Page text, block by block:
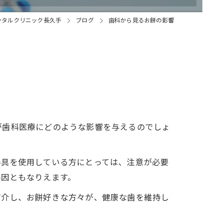
ルクリニック長久手 ブログ 歯科から見るお餅の影響
科医療にどのような影響を与えるのでしょ
を使用している方にとっては、注意が必要
ともなりえます。
し、お餅好きな方々が、健康な歯を維持し